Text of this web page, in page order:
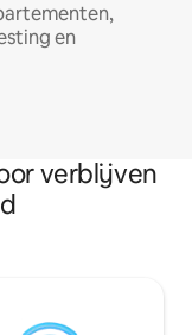
en
verblijven